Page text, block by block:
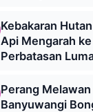
Kebakaran
Api Mengarah
Perbatasan
Perang
Banyuwangi